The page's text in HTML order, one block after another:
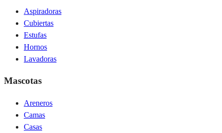
Aspiradoras
Cubiertas
Estufas
Hornos
Lavadoras
Mascotas
Areneros
Camas
Casas